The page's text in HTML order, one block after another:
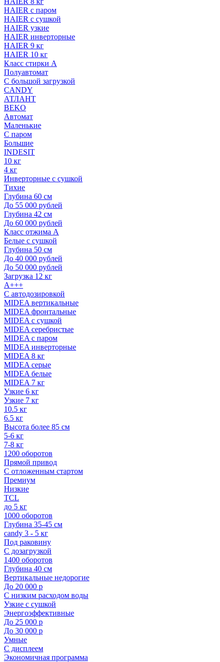
HAIER с паром
HAIER с сушкой
HAIER узкие
HAIER инверторные
HAIER 9 кг
HAIER 10 кг
Класс стирки A
Полуавтомат
С большой загрузкой
CANDY
АТЛАНТ
BEKO
Автомат
Маленькие
С паром
Большие
INDESIT
10 кг
4 кг
Инверторные с сушкой
Тихие
Глубина 60 см
До 55 000 рублей
Глубина 42 см
До 60 000 рублей
Класс отжима A
Белые с сушкой
Глубина 50 см
До 40 000 рублей
До 50 000 рублей
Загрузка 12 кг
A+++
С автодозировкой
MIDEA вертикальные
MIDEA фронтальные
MIDEA с сушкой
MIDEA серебристые
MIDEA с паром
MIDEA инверторные
MIDEA 8 кг
MIDEA серые
MIDEA белые
MIDEA 7 кг
Узкие 6 кг
Узкие 7 кг
10.5 кг
6.5 кг
Высота более 85 см
5-6 кг
7-8 кг
1200 оборотов
Прямой привод
С отложенным стартом
Премиум
Низкие
TCL
до 5 кг
1000 оборотов
Глубина 35-45 см
candy 3 - 5 кг
Под раковину
С дозагрузкой
1400 оборотов
Глубина 40 см
Вертикальные недорогие
До 20 000 р
С низким расходом воды
Узкие с сушкой
Энергоэффективные
До 25 000 р
До 30 000 р
Умные
С дисплеем
Экономичная программа